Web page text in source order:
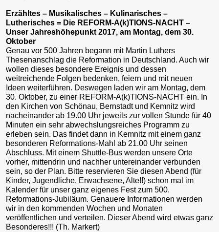
Erzähltes – Musikalisches – Kulinarisches –
Lutherisches = Die REFORM-A(k)TIONS-NACHT –
Unser Jahreshöhepunkt 2017, am Montag, dem 30.
Oktober
Genau vor 500 Jahren begann mit Martin Luthers
Thesenanschlag die Reformation in Deutschland. Auch wir
wollen dieses besondere Ereignis und dessen
weitreichende Folgen bedenken, feiern und mit neuen
Ideen weiterführen. Deswegen laden wir am Montag, dem
30. Oktober, zu einer REFORM-A(k)TIONS-NACHT ein. In
den Kirchen von Schönau, Bernstadt und Kemnitz wird
nacheinander ab 19.00 Uhr jeweils zur vollen Stunde für 40
Minuten ein sehr abwechslungsreiches Programm zu
erleben sein. Das findet dann in Kemnitz mit einem ganz
besonderen Reformations-Mahl ab 21.00 Uhr seinen
Abschluss. Mit einem Shuttle-Bus werden unsere Orte
vorher, mittendrin und nachher untereinander verbunden
sein, so der Plan. Bitte reservieren Sie diesen Abend (für
Kinder, Jugendliche, Erwachsene, Alte!!) schon mal im
Kalender für unser ganz eigenes Fest zum 500.
Reformations-Jubiläum. Genauere Informationen werden
wir in den kommenden Wochen und Monaten
veröffentlichen und verteilen. Dieser Abend wird etwas ganz
Besonderes!!! (Th. Markert)